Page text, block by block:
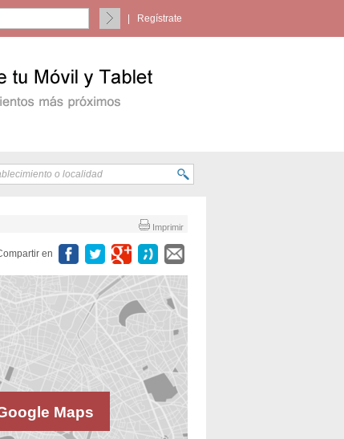
Regístrate
Imprimir
en
Maps